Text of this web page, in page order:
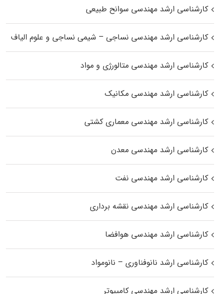
کارشناسی ارشد مهندسی سوانح طبیعی
کارشناسی ارشد مهندسی نساجی – شیمی نساجی و علوم الیاف
کارشناسی ارشد مهندسی متالورژی و مواد
کارشناسی ارشد مهندسی مکانیک
کارشناسی ارشد مهندسی معماری کشتی
کارشناسی ارشد مهندسی معدن
کارشناسی ارشد مهندسی نفت
کارشناسی ارشد مهندسی نقشه برداری
کارشناسی ارشد مهندسی هوافضا
کارشناسی ارشد نانوفناوری – نانومواد
کارشناسی ارشد مهندسی کامپیوتر